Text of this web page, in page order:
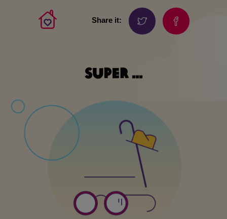
Share it:
Super ...